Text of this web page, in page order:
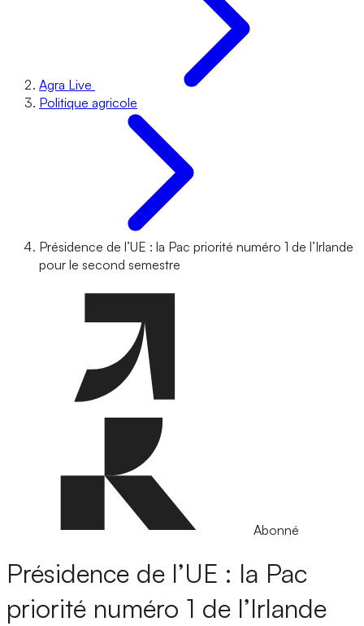
Agra Live
Politique agricole
Présidence de l’UE : la Pac priorité numéro 1 de l’Irlande
pour le second semestre
Abonné
Présidence de l’UE : la Pac
priorité numéro 1 de l’Irlande